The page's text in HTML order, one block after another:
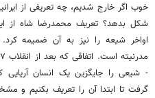
خوب اگر خارج شدیم، چه تعریفی از
شکل بدهد؟ تعریف محمدرضا شاه از
اواخر شیعه را نیز به آن ضمیمه
- شیعی را جایگزین یک انسان آریایی
گرفت تا ابتدا آن را تعریف بکنیم و